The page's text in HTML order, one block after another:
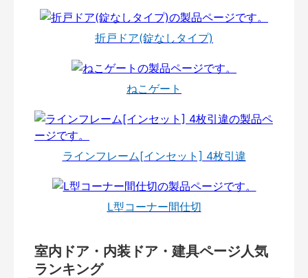
折戸ドア(錠なしタイプ)
ねこゲート
ラインフレーム[インセット] 4枚引違
L型コーナー間仕切
室内ドア・内装ドア・建具ページ人気
ランキング